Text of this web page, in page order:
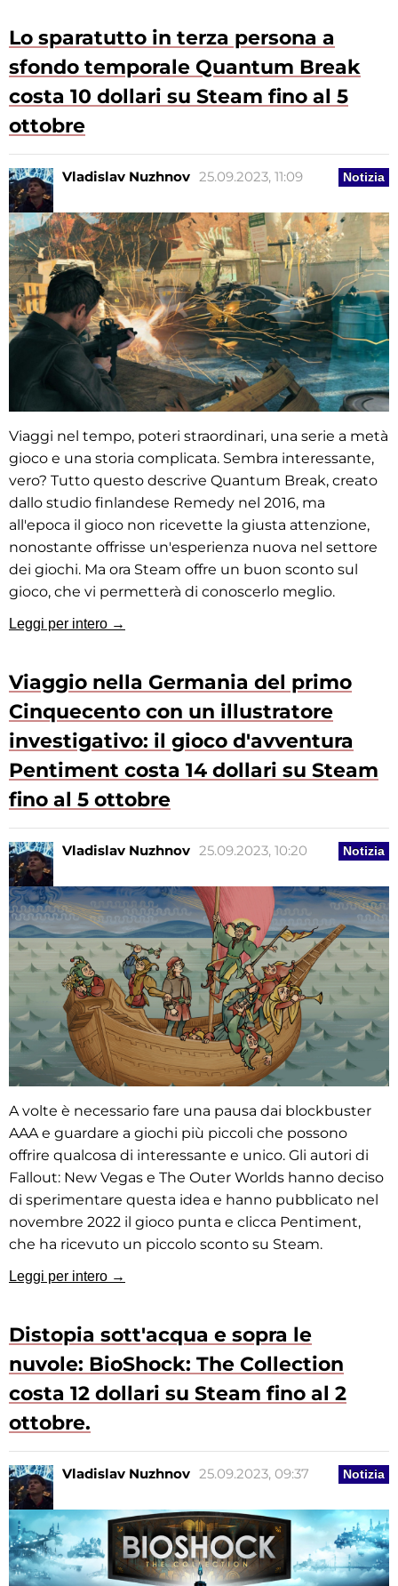
Lo sparatutto in terza persona a
sfondo temporale Quantum Break
costa 10 dollari su Steam fino al 5
ottobre
Notizia
Vladislav Nuzhnov 25.09.2023, 11:09
Viaggi nel tempo, poteri straordinari, una serie a metà
gioco e una storia complicata. Sembra interessante,
vero? Tutto questo descrive Quantum Break, creato
dallo studio finlandese Remedy nel 2016, ma
all'epoca il gioco non ricevette la giusta attenzione,
nonostante offrisse un'esperienza nuova nel settore
dei giochi. Ma ora Steam offre un buon sconto sul
gioco, che vi permetterà di conoscerlo meglio.
Leggi per intero →
Viaggio nella Germania del primo
Cinquecento con un illustratore
investigativo: il gioco d'avventura
Pentiment costa 14 dollari su Steam
fino al 5 ottobre
Notizia
Vladislav Nuzhnov 25.09.2023, 10:20
A volte è necessario fare una pausa dai blockbuster
AAA e guardare a giochi più piccoli che possono
offrire qualcosa di interessante e unico. Gli autori di
Fallout: New Vegas e The Outer Worlds hanno deciso
di sperimentare questa idea e hanno pubblicato nel
novembre 2022 il gioco punta e clicca Pentiment,
che ha ricevuto un piccolo sconto su Steam.
Leggi per intero →
Distopia sott'acqua e sopra le
nuvole: BioShock: The Collection
costa 12 dollari su Steam fino al 2
ottobre.
Notizia
Vladislav Nuzhnov 25.09.2023, 09:37